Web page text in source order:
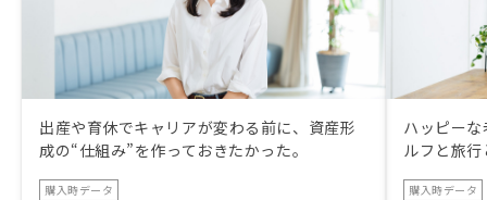
出産や育休でキャリアが変わる前に、資産形
成の“仕組み”を作っておきたかった。
購入時データ
ハッピー
ルフと旅
購入時データ